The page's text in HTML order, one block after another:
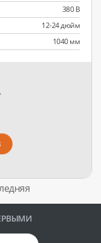
380 В
12-24 дюйм
1040 мм